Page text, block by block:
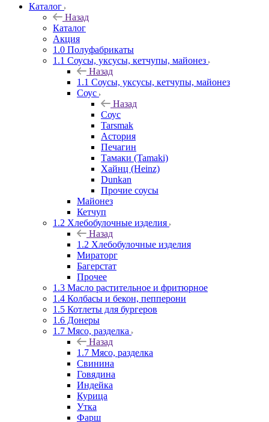
Каталог
Назад
Каталог
Акция
1.0 Полуфабрикаты
1.1 Соусы, уксусы, кетчупы, майонез
Назад
1.1 Соусы, уксусы, кетчупы, майонез
Соус
Назад
Соус
Tarsmak
Астория
Печагин
Тамаки (Tamaki)
Хайнц (Heinz)
Dunkan
Прочие соусы
Майонез
Кетчуп
1.2 Хлебобулочные изделия
Назад
1.2 Хлебобулочные изделия
Мираторг
Багерстат
Прочее
1.3 Масло растительное и фритюрное
1.4 Колбасы и бекон, пепперони
1.5 Котлеты для бургеров
1.6 Донеры
1.7 Мясо, разделка
Назад
1.7 Мясо, разделка
Свинина
Говядина
Индейка
Курица
Утка
Фарш